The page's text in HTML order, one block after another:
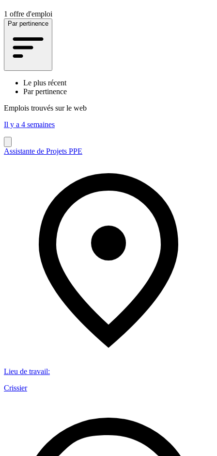
1 offre d'emploi
Par pertinence
Le plus récent
Par pertinence
Emplois trouvés sur le web
Il y a 4 semaines
Assistante de Projets PPE
Lieu de travail:
Crissier